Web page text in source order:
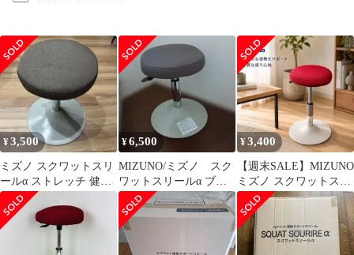
¥3,500
ミズノ スクワットスリ
ールα ストレッチ 健康
器具
¥6,500
MIZUNO/ミズノ スク
ワットスリールα ブラ
ウン
¥3,400
【週末SALE】MIZUNO
ミズノ スクワットスリ
ールα レッド 昇降スツ
ール